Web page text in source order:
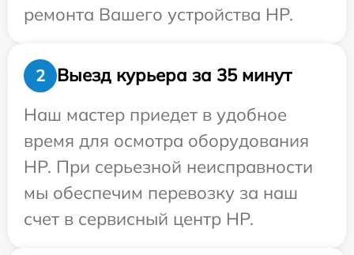
ремонта Вашего устройства HP.
2
Выезд курьера за 35 минут
Наш мастер приедет в удобное
время для осмотра оборудования
HP. При серьезной неисправности
мы обеспечим перевозку за наш
счет в сервисный центр HP.